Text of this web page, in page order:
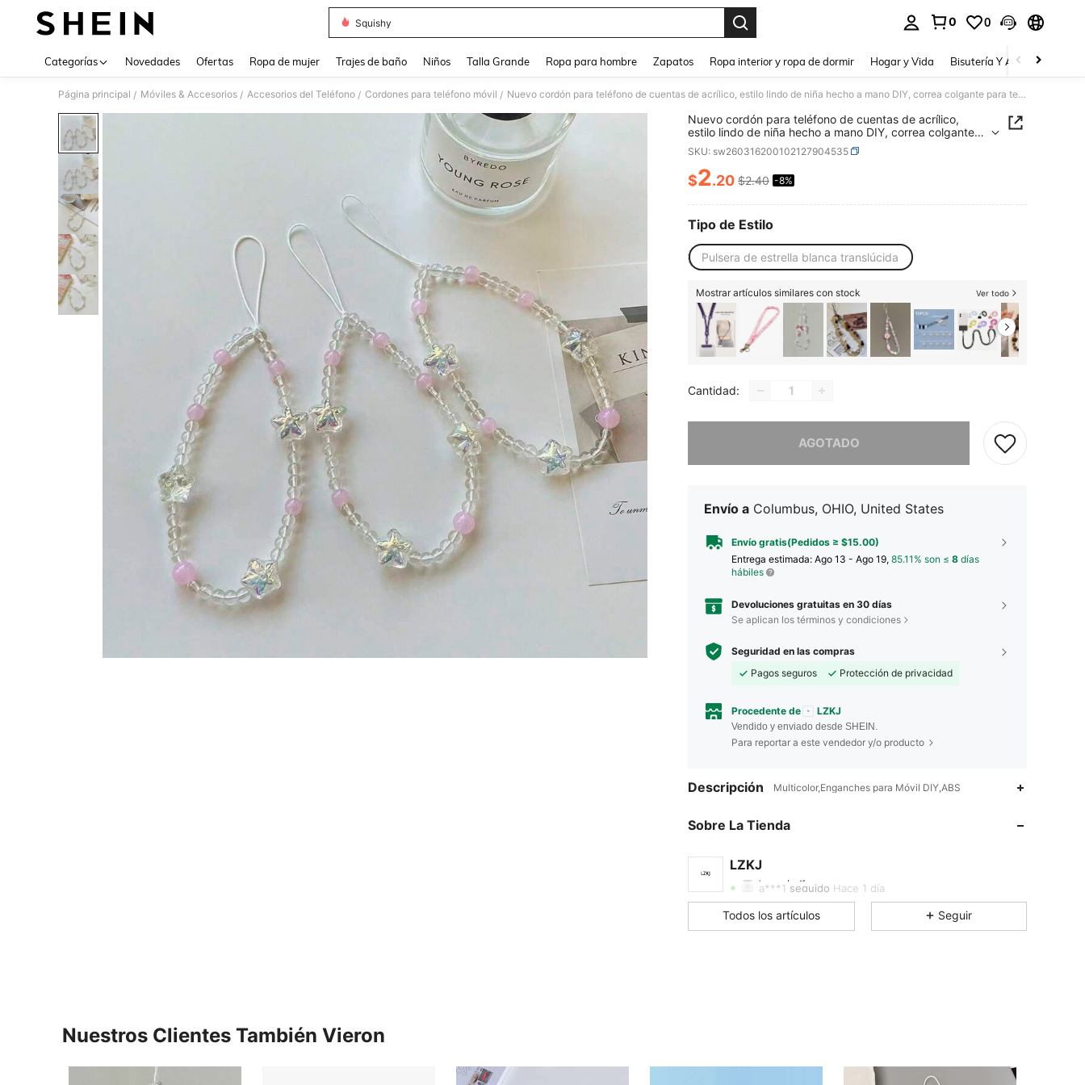
Squishy
0 0
Categorías Novedades Ofertas Ropa de mujer Trajes de baño Niños Talla Grande Ropa para hombre Zapatos Ropa interior y ropa de dormir Hogar y Vida Bisutería Y Accesorios
Página principal / Móviles & Accesorios / Accesorios del Teléfono / Cordones para teléfono móvil / Nuevo cordón para teléfono de cuentas de acrílico, estilo lindo de niña hecho a mano DIY, correa colgante para teléfono anti-caída
Nuevo cordón para teléfono de cuentas de acrílico,
estilo lindo de niña hecho a mano DIY, correa colgante
para teléfono anti-caída
SKU: sw260316200102127904535
PRICE AND AVAILABILITY
$2.20 $2.40 -8%
Tipo de Estilo
Pulsera de estrella blanca translúcida
Mostrar artículos similares con stock Ver todo
Cantidad:
AGOTADO
Lo sentimos, este producto está agotado.
Envío a Columbus, OHIO, United States
Envío gratis(Pedidos ≥ $15.00)
Entrega estimada: Ago 13 - Ago 19, 85.11% son ≤ 8 días
hábiles
Devoluciones gratuitas en 30 días
Se aplican los términos y condiciones
Seguridad en las compras
Pagos seguros
Protección de privacidad
Procedente de LZKJ
Vendido y enviado desde SHEIN.
Para reportar a este vendedor y/o producto
Descripción Multicolor,Enganches para Móvil DIY,ABS
Sobre La Tienda
LZKJ
4.87 47 29
4.87
4.87
a***1 seguido Hace 1 día
4.87 47 29
Todos los artículos Seguir
Nuestros Clientes También Vieron